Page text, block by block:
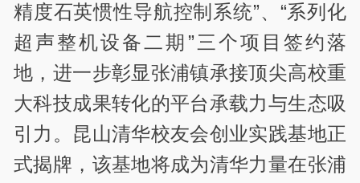
精度石英惯性导航控制系统”、“系列化
超声整机设备二期”三个项目签约落
地，进一步彰显张浦镇承接顶尖高校重
大科技成果转化的平台承载力与生态吸
引力。昆山清华校友会创业实践基地正
式揭牌，该基地将成为清华力量在张浦